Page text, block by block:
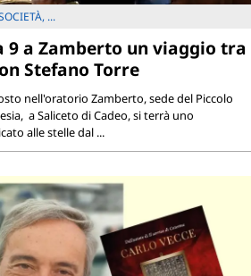
...
9 a Zamberto un viaggio tra
Stefano Torre
nell'oratorio Zamberto, sede del Piccolo
a Saliceto di Cadeo, si terrà uno
alle stelle dal ...